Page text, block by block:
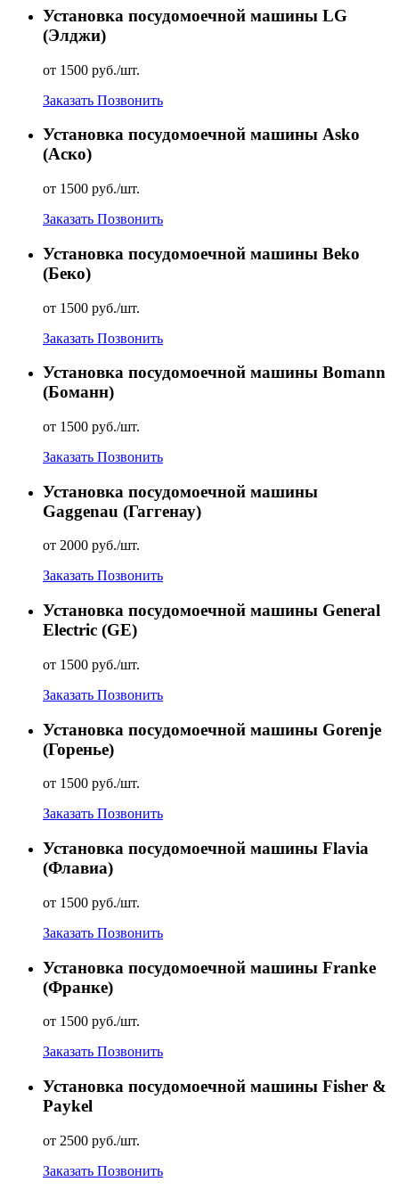
Установка посудомоечной машины LG
(Элджи)
от 1500 руб./шт.
Заказать Позвонить
Установка посудомоечной машины Asko
(Аско)
от 1500 руб./шт.
Заказать Позвонить
Установка посудомоечной машины Beko
(Беко)
от 1500 руб./шт.
Заказать Позвонить
Установка посудомоечной машины Bomann
(Боманн)
от 1500 руб./шт.
Заказать Позвонить
Установка посудомоечной машины
Gaggenau (Гаггенау)
от 2000 руб./шт.
Заказать Позвонить
Установка посудомоечной машины General
Electric (GE)
от 1500 руб./шт.
Заказать Позвонить
Установка посудомоечной машины Gorenje
(Горенье)
от 1500 руб./шт.
Заказать Позвонить
Установка посудомоечной машины Flavia
(Флавиа)
от 1500 руб./шт.
Заказать Позвонить
Установка посудомоечной машины Franke
(Франке)
от 1500 руб./шт.
Заказать Позвонить
Установка посудомоечной машины Fisher &
Paykel
от 2500 руб./шт.
Заказать Позвонить